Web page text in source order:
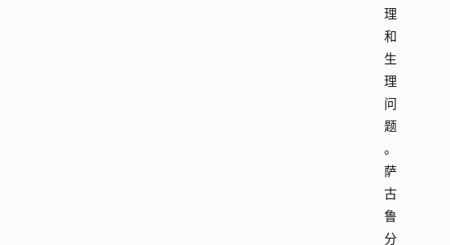
理
和
生
理
问
题
。
萨
古
鲁
分